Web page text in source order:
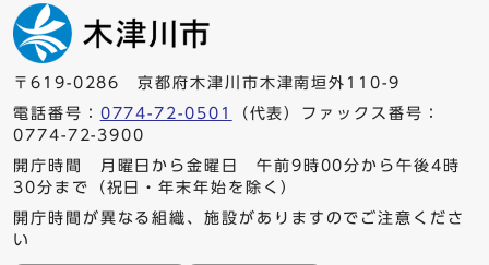
〒619-0286 京都府木津川市木津南垣外110-9
電話番号： 0774-72-0501
（代表）ファックス番号：
0774-72-3900
開庁時間 月曜日から金曜日 午前9時00分から午後4時
30分まで（祝日・年末年始を除く）
開庁時間が異なる組織、施設がありますのでご注意くださ
い